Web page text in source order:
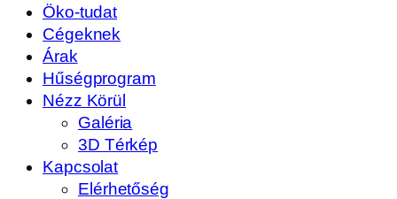
Öko-tudat
Cégeknek
Árak
Hűségprogram
Nézz Körül
Galéria
3D Térkép
Kapcsolat
Elérhetőség